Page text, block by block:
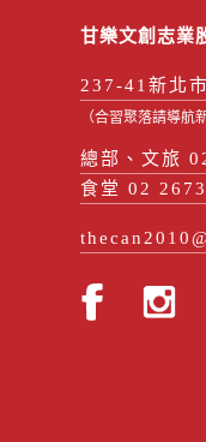
甘樂文創志業
237-41新北
（合習聚落請導航
總部、文旅
食堂 02